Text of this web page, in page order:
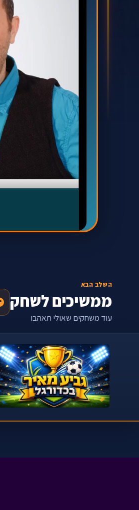
השלב הבא
ממשיכים לשחק
עוד משחקים שאולי תאהבו
‹